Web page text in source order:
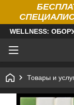
WELLNESS:
Товары и